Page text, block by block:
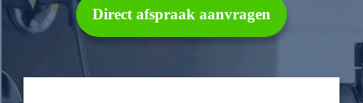
Direct afspraak aanvragen